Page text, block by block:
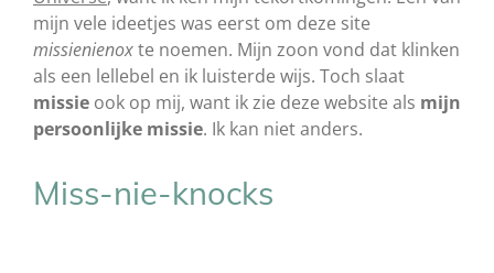
mijn vele ideetjes was eerst om deze site
missienienoxte noemen. Mijn zoon vond dat klinken
als een lellebel en ik luisterde wijs. Toch slaat
missie ook op mij, want ik zie deze website als mijn
persoonlijke missie. Ik kan niet anders.
Miss-nie-knocks